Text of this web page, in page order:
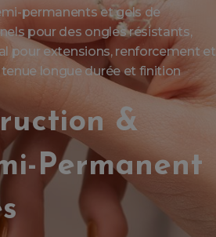
permanents et gels de
pour des ongles résistants,
pour extensions, renforcement et
longue durée et finition
&
Permanent